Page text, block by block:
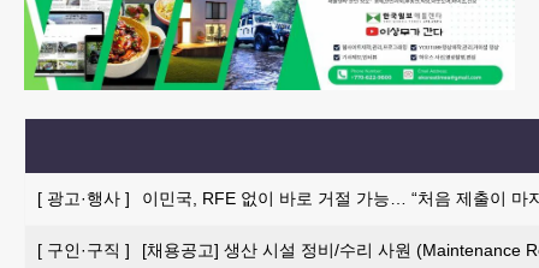
[ 광고·행사 ] 이민국, RFE 없이 바로 거절 가능… “처음 제출이 마
[ 구인·구직 ] [채용공고] 생산 시설 정비/수리 사원 (Maintenance